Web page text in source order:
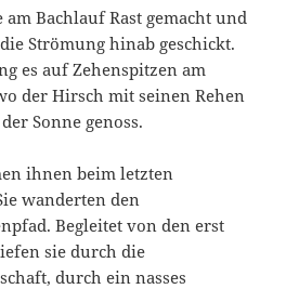
Bachlauf Rast gemacht und
Strömung hinab geschickt.
es auf Zehenspitzen am
der Hirsch mit seinen Rehen
Sonne genoss.
ihnen beim letzten
wanderten den
Begleitet von den erst
sie durch die
durch ein nasses